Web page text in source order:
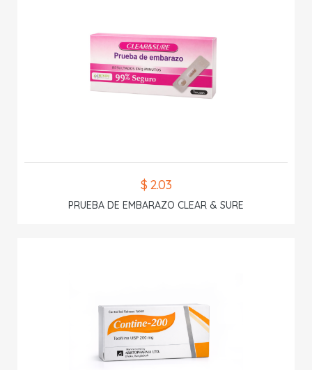
$ 2.03
PRUEBA DE EMBARAZO CLEAR & SURE